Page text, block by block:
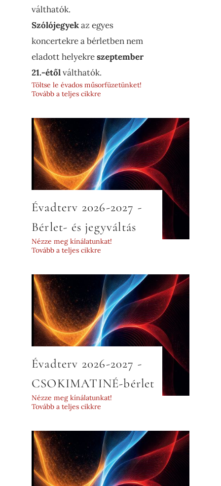
válthatók.
Szólójegyekaz egyes
koncertekre a bérletben nem
eladott helyekreszeptember
21.-étőlválthatók.
Töltse le évados műsorfüzetünket!
Tovább a teljes cikkre
Évadterv 2026-2027 -
Bérlet- és jegyváltás
Nézze meg kínálatunkat!
Tovább a teljes cikkre
Évadterv 2026-2027 -
CSOKIMATINÉ-bérlet
Nézze meg kínálatunkat!
Tovább a teljes cikkre